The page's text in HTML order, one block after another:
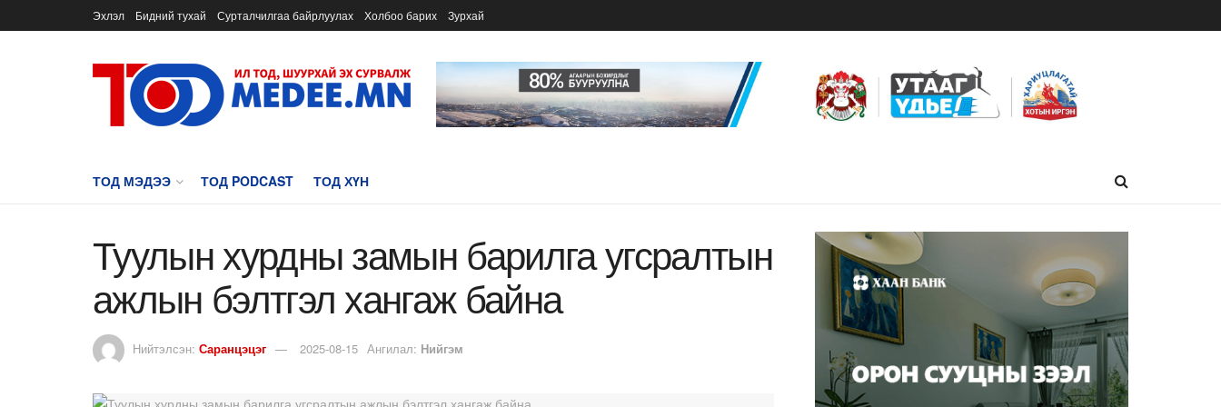
Эхлэл Бидний тухай Сурталчилгаа байрлуулах Холбоо барих Зурхай
ТОД МЭДЭЭ ТОД PODCAST ТОД ХҮН
Туулын хурдны замын барилга угсралтын
ажлын бэлтгэл хангаж байна
Нийтэлсэн: Саранцэцэг 2025-08-15 Ангилал: Нийгэм